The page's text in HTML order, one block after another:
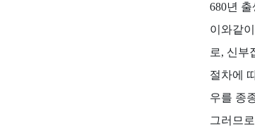
680년
이와같
로, 신부
절차에
우를 종
그러므